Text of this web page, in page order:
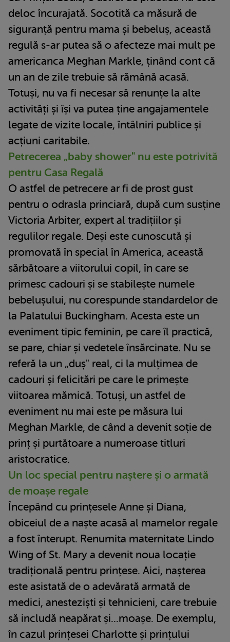
deloc încurajată. Socotită ca măsură de
siguranță pentru mama și bebeluș, această
regulă s-ar putea să o afecteze mai mult pe
americanca Meghan Markle, ținând cont că
un an de zile trebuie să rămână acasă.
Totuși, nu va fi necesar să renunțe la alte
activități și își va putea ține angajamentele
legate de vizite locale, întâlniri publice și
acțiuni caritabile.
Petrecerea „baby shower" nu este potrivită
pentru Casa Regală
O astfel de petrecere ar fi de prost gust
pentru o odrasla princiară, după cum susține
Victoria Arbiter, expert al tradițiilor și
regulilor regale. Deși este cunoscută și
promovată în special în America, această
sărbătoare a viitorului copil, în care se
primesc cadouri și se stabilește numele
bebelușului, nu corespunde standardelor de
la Palatului Buckingham. Acesta este un
eveniment tipic feminin, pe care îl practică,
se pare, chiar și vedetele însărcinate. Nu se
referă la un „duș" real, ci la mulțimea de
cadouri și felicitări pe care le primește
viitoarea mămică. Totuși, un astfel de
eveniment nu mai este pe măsura lui
Meghan Markle, de când a devenit soție de
prinț și purtătoare a numeroase titluri
aristocratice.
Un loc special pentru naștere și o armată
de moașe regale
Începând cu prințesele Anne și Diana,
obiceiul de a naște acasă al mamelor regale
a fost înterupt. Renumita maternitate Lindo
Wing of St. Mary a devenit noua locație
tradițională pentru prințese. Aici, nașterea
este asistată de o adevărată armată de
medici, anesteziști și tehnicieni, care trebuie
să includă neapărat și...moașe. De exemplu,
în cazul prințesei Charlotte și prințului